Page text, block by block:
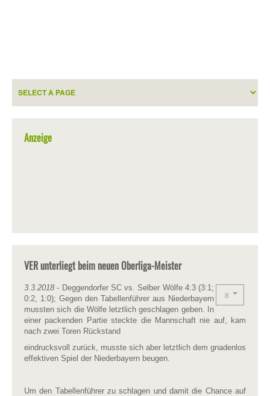
Anzeige
VER unterliegt beim neuen Oberliga-Meister
3.3.2018 - Deggendorfer SC vs. Selber Wölfe 4:3 (3:1;
0:2, 1:0); Gegen den Tabellenführer aus Niederbayern
mussten sich die Wölfe letztlich geschlagen geben. In
einer packenden Partie steckte die Mannschaft nie auf, kam
nach zwei Toren Rückstand
eindrucksvoll zurück, musste sich aber letztlich dem gnadenlos
effektiven Spiel der Niederbayern beugen.
Um den Tabellenführer zu schlagen und damit die Chance auf